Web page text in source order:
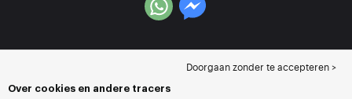
Doorgaan zonder te accepteren >
Over cookies en andere tracers